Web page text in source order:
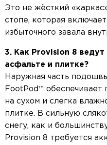
Это не жёсткий
стопе, которая
избыточного завала
3. Как Provision 8
асфальте и плитке?
Наружная часть
FootPod™ обеспечивает
на сухом и слегка
плитке. В сильную
снегу, как и
Provision 8 требуется